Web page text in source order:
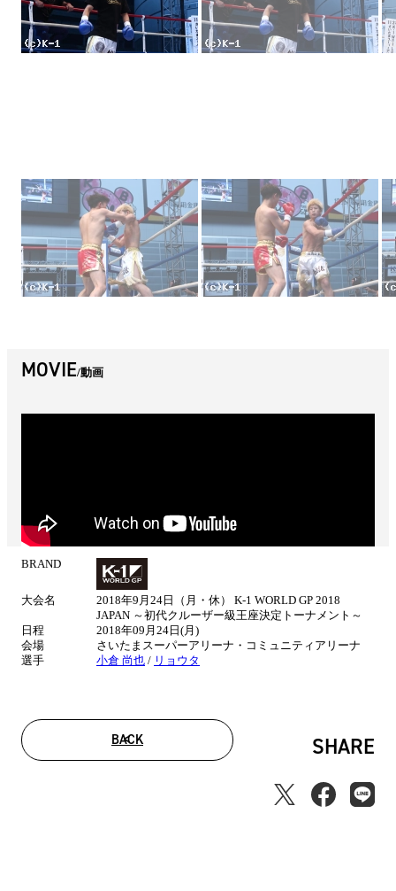
MOVIE 動画
BRAND
大会名
2018年9月24日（月・休） K-1 WORLD GP 2018
JAPAN ～初代クルーザー級王座決定トーナメント～
日程
2018年09月24日(月)
会場
さいたまスーパーアリーナ・コミュニティアリーナ
選手
小倉 尚也 / リョウタ
BACK SHARE